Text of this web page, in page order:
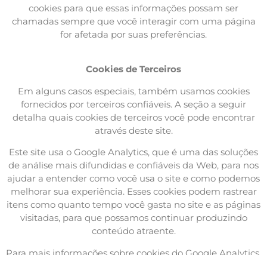
cookies para que essas informações possam ser
chamadas sempre que você interagir com uma página
for afetada por suas preferências.
Cookies de Terceiros
Em alguns casos especiais, também usamos cookies
fornecidos por terceiros confiáveis. A seção a seguir
detalha quais cookies de terceiros você pode encontrar
através deste site.
Este site usa o Google Analytics, que é uma das soluções
de análise mais difundidas e confiáveis ​​da Web, para nos
ajudar a entender como você usa o site e como podemos
melhorar sua experiência. Esses cookies podem rastrear
itens como quanto tempo você gasta no site e as páginas
visitadas, para que possamos continuar produzindo
conteúdo atraente.
Para mais informações sobre cookies do Google Analytics,